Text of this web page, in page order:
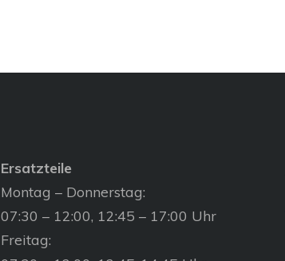
Ersatzteile
Montag – Donnerstag:
07:30 – 12:00, 12:45 – 17:00 Uhr
Freitag: